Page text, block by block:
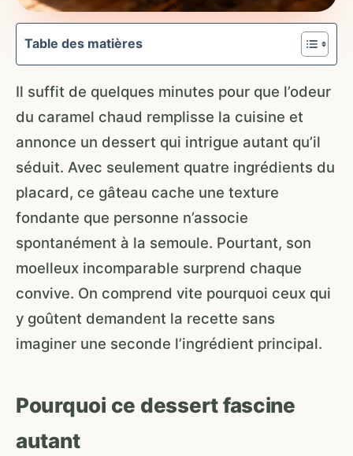
Table des matières
Il suffit de quelques minutes pour que l’odeur
du caramel chaud remplisse la cuisine et
annonce un dessert qui intrigue autant qu’il
séduit. Avec seulement quatre ingrédients du
placard, ce gâteau cache une texture
fondante que personne n’associe
spontanément à la semoule. Pourtant, son
moelleux incomparable surprend chaque
convive. On comprend vite pourquoi ceux qui
y goûtent demandent la recette sans
imaginer une seconde l’ingrédient principal.
Pourquoi ce dessert fascine
autant